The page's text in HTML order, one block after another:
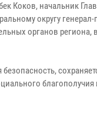
Коков, начальник
округу
органов региона,
благополучия